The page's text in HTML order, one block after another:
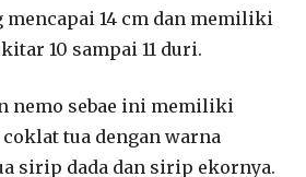
14 cm dan memiliki
10 sampai 11 duri.
nemo sebae ini memiliki
tua dengan warna
sirip dada dan sirip ekornya.